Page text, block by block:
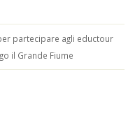
partecipare agli eductour
il Grande Fiume